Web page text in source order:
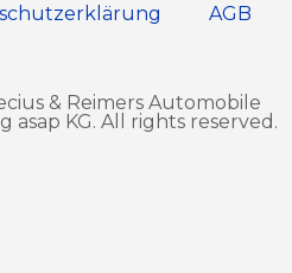
AGB
& Reimers Automobile
asap KG. All rights reserved.